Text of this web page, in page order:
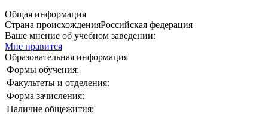
Общая информация
Страна происхожденияРоссийская федерация
Ваше мнение об учебном заведении:
Мне нравится
Образовательная информация
Формы обучения:
Факультеты и отделения:
Форма зачисления:
Наличие общежития: